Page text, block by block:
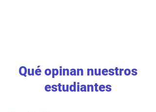
Qué opinan nuestros
estudiantes